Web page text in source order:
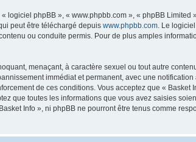
phpBB », « www.phpbb.com », « phpBB
peut être téléchargé depuis www.phpbb.com . Le
ou conduite permis. Pour de plus amples
menaçant, à caractère sexuel ou tout autre
immédiat et permanent, avec une
de ces conditions. Vous acceptez que « Basket
que toutes les informations que vous avez saisies
Info », ni phpBB ne pourront être tenus comme